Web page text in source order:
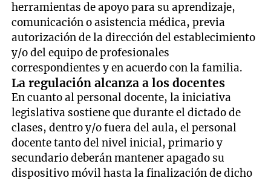
herramientas de apoyo para su aprendizaje,
comunicación o asistencia médica, previa
autorización de la dirección del establecimiento
y/o del equipo de profesionales
correspondientes y en acuerdo con la familia.
La regulación alcanza a los docentes
En cuanto al personal docente, la iniciativa
legislativa sostiene que durante el dictado de
clases, dentro y/o fuera del aula, el personal
docente tanto del nivel inicial, primario y
secundario deberán mantener apagado su
dispositivo móvil hasta la finalización de dicho